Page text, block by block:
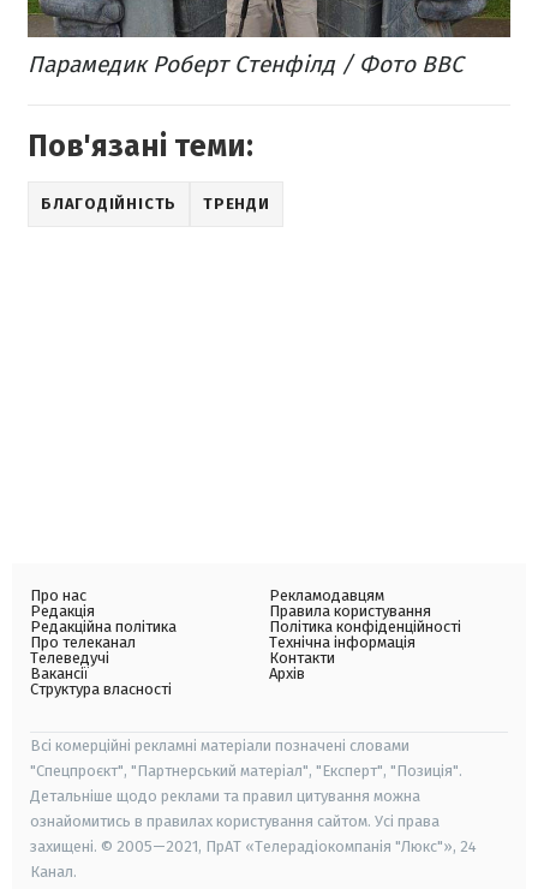
Парамедик Роберт Стенфілд / Фото ВВС
Пов'язані теми:
БЛАГОДІЙНІСТЬ ТРЕНДИ
Про нас
Редакція
Редакційна політика
Про телеканал
Телеведучі
Вакансії
Структура власності
Рекламодавцям
Правила користування
Політика конфіденційності
Технічна інформація
Контакти
Архів
Всі комерційні рекламні матеріали позначені словами
"Спецпроєкт", "Партнерський матеріал", "Експерт", "Позиція".
Детальніше щодо реклами та правил цитування можна
ознайомитись в правилах користування сайтом. Усі права
захищені. © 2005—2021, ПрАТ «Телерадіокомпанія "Люкс"», 24
Канал.